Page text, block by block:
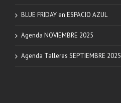
BLUE FRIDAY en ESPACIO AZUL
Agenda NOVIEMBRE 2025
Agenda Talleres SEPTIEMBRE 2025